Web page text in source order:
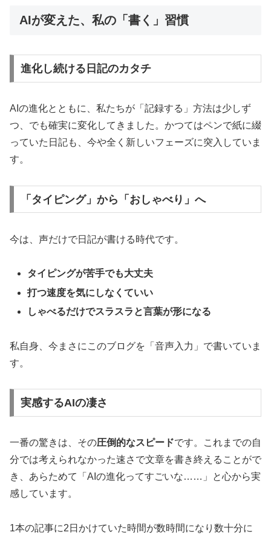
AIが変えた、私の「書く」習慣
進化し続ける日記のカタチ
AIの進化とともに、私たちが「記録する」方法は少しず
つ、でも確実に変化してきました。かつてはペンで紙に綴
っていた日記も、今や全く新しいフェーズに突入していま
す。
「タイピング」から「おしゃべり」へ
今は、声だけで日記が書ける時代です。
タイピングが苦手でも大丈夫
打つ速度を気にしなくていい
しゃべるだけでスラスラと言葉が形になる
私自身、今まさにこのブログを「音声入力」で書いていま
す。
実感するAIの凄さ
一番の驚きは、その圧倒的なスピードです。これまでの自
分では考えられなかった速さで文章を書き終えることがで
き、あらためて「AIの進化ってすごいな……」と心から実
感しています。
1本の記事に2日かけていた時間が数時間になり数十分に